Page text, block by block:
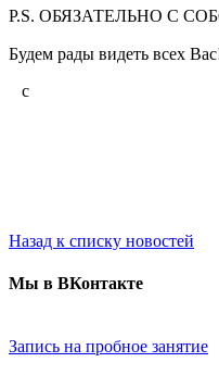
P.S. ОБЯЗАТЕЛЬНО С СОБОЙ
Будем рады видеть всех
c
Назад к списку новостей
Мы в ВКонтакте
Запись на пробное занятие